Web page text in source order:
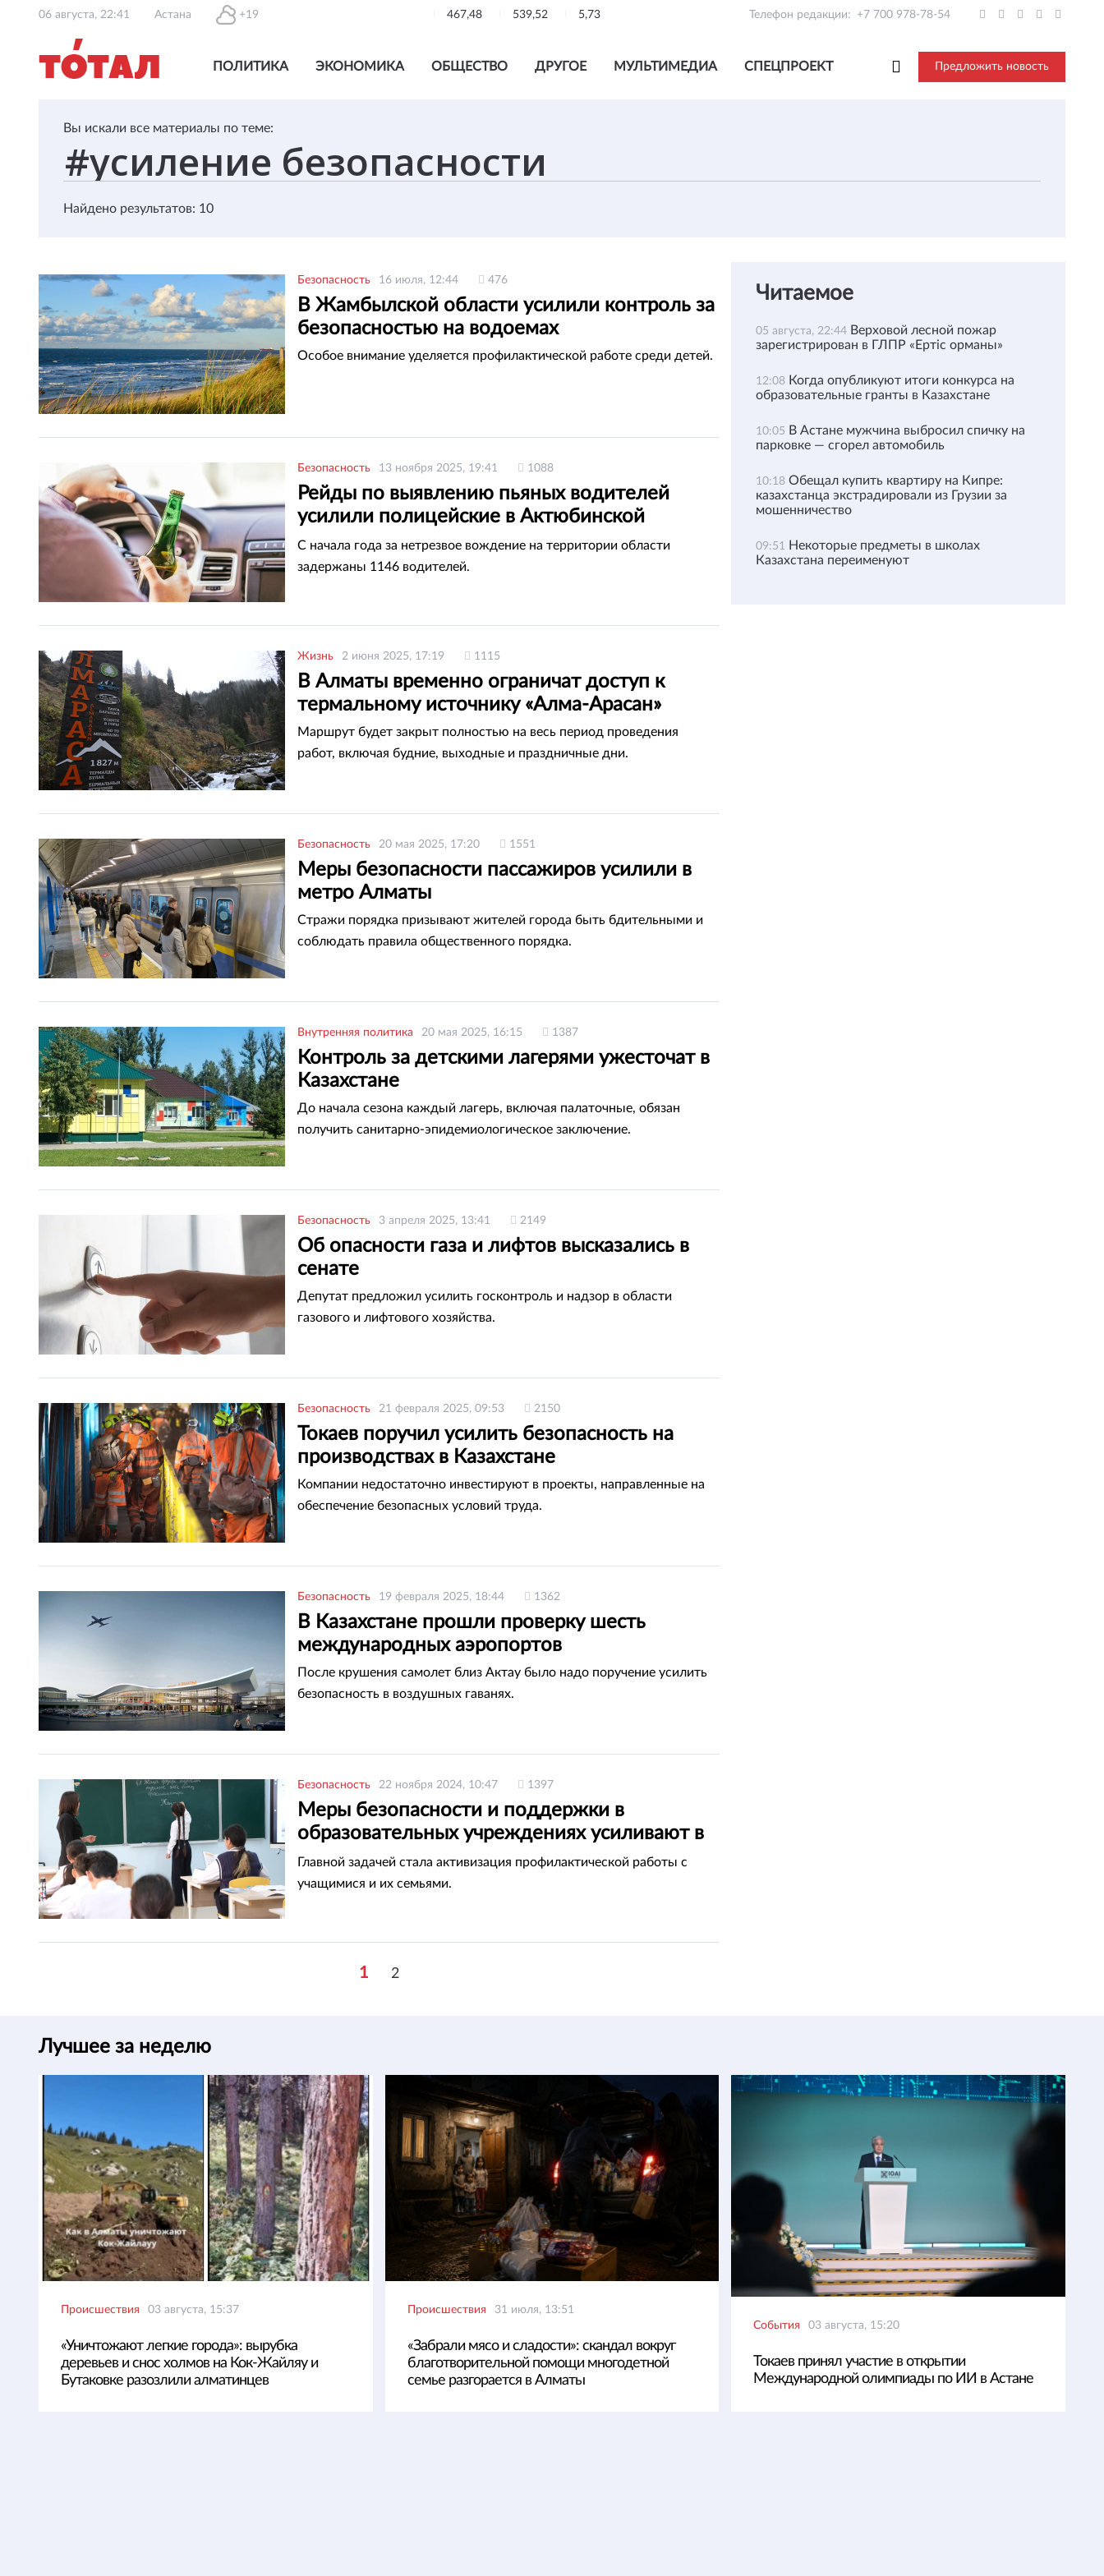
06 августа, 22:41 Астана +19 467,48 539,52 5,73 Телефон редакции: +7 700 978-78-54
ПОЛИТИКА ЭКОНОМИКА ОБЩЕСТВО ДРУГОЕ МУЛЬТИМЕДИА СПЕЦПРОЕКТ Предложить новость
Вы искали все материалы по теме:
Найдено результатов: 10
Безопасность 16 июля, 12:44 476
В Жамбылской области усилили контроль за
безопасностью на водоемах
Особое внимание уделяется профилактической работе среди детей.
Безопасность 13 ноября 2025, 19:41 1088
Рейды по выявлению пьяных водителей
усилили полицейские в Актюбинской
области
С начала года за нетрезвое вождение на территории области
задержаны 1146 водителей.
Жизнь 2 июня 2025, 17:19 1115
В Алматы временно ограничат доступ к
термальному источнику «Алма-Арасан»
Маршрут будет закрыт полностью на весь период проведения
работ, включая будние, выходные и праздничные дни.
Безопасность 20 мая 2025, 17:20 1551
Меры безопасности пассажиров усилили в
метро Алматы
Стражи порядка призывают жителей города быть бдительными и
соблюдать правила общественного порядка.
Внутренняя политика 20 мая 2025, 16:15 1387
Контроль за детскими лагерями ужесточат в
Казахстане
До начала сезона каждый лагерь, включая палаточные, обязан
получить санитарно-эпидемиологическое заключение.
Безопасность 3 апреля 2025, 13:41 2149
Об опасности газа и лифтов высказались в
сенате
Депутат предложил усилить госконтроль и надзор в области
газового и лифтового хозяйства.
Безопасность 21 февраля 2025, 09:53 2150
Токаев поручил усилить безопасность на
производствах в Казахстане
Компании недостаточно инвестируют в проекты, направленные на
обеспечение безопасных условий труда.
Безопасность 19 февраля 2025, 18:44 1362
В Казахстане прошли проверку шесть
международных аэропортов
После крушения самолет близ Актау было надо поручение усилить
безопасность в воздушных гаванях.
Безопасность 22 ноября 2024, 10:47 1397
Меры безопасности и поддержки в
образовательных учреждениях усиливают в
Астане
Главной задачей стала активизация профилактической работы с
учащимися и их семьями.
1 2
Читаемое
05 августа, 22:44 Верховой лесной пожар
зарегистрирован в ГЛПР «Ертіс орманы»
12:08 Когда опубликуют итоги конкурса на
образовательные гранты в Казахстане
10:05 В Астане мужчина выбросил спичку на
парковке — сгорел автомобиль
10:18 Обещал купить квартиру на Кипре:
казахстанца экстрадировали из Грузии за
мошенничество
09:51 Некоторые предметы в школах
Казахстана переименуют
Лучшее за неделю
Происшествия 03 августа, 15:37
«Уничтожают легкие города»: вырубка
деревьев и снос холмов на Кок-Жайляу и
Бутаковке разозлили алматинцев
Происшествия 31 июля, 13:51
«Забрали мясо и сладости»: скандал вокруг
благотворительной помощи многодетной
семье разгорается в Алматы
События 03 августа, 15:20
Токаев принял участие в открытии
Международной олимпиады по ИИ в Астане